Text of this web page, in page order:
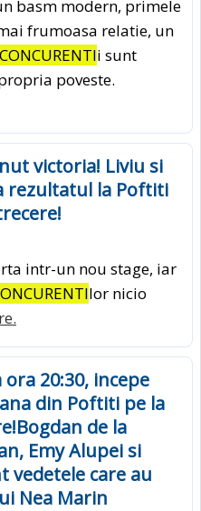
basm modern, primele
frumoasa relatie, un
CONCURENTIi sunt
poveste.
victoria! Liviu si
rezultatul la Poftiti
intr-un nou stage, iar
lor nicio
ora 20:30, incepe
din Poftiti pe la
de la
Emy Alupei si
vedetele care au
Nea Marin